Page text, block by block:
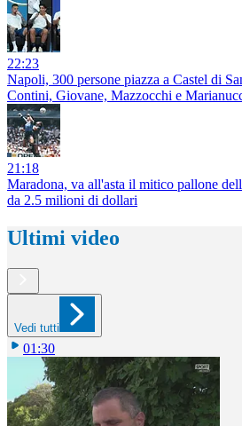
22:23
Napoli, 300 persone piazza a Castel di
Contini, Giovane, Mazzocchi e
21:18
Maradona, va all'asta il mitico pallone
da 2.5 milioni di dollari
Ultimi video
Vedi tutti
01:30